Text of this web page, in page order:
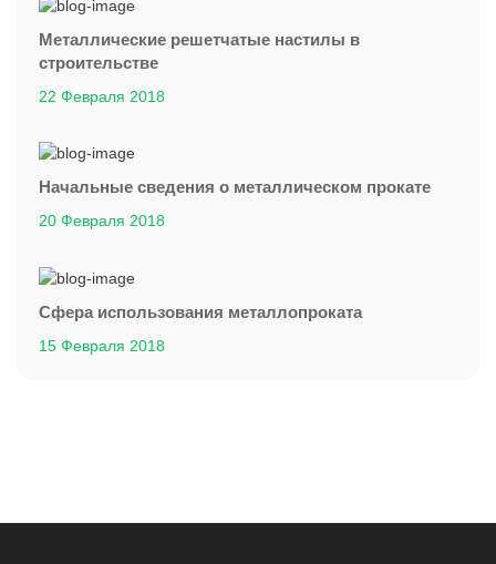
Металлические решетчатые настилы в
строительстве
22 Февраля 2018
Начальные сведения о металлическом прокате
20 Февраля 2018
Сфера использования металлопроката
15 Февраля 2018